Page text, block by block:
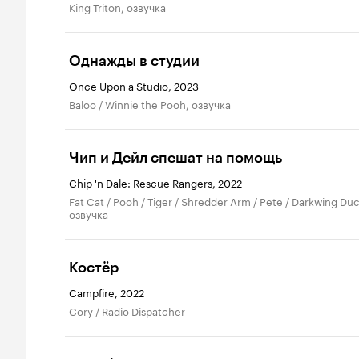
King Triton, озвучка
Однажды в студии
Once Upon a Studio, 2023
Baloo / Winnie the Pooh, озвучка
Чип и Дейл спешат на помощь
Chip 'n Dale: Rescue Rangers, 2022
Fat Cat / Pooh / Tiger / Shredder Arm / Pete / Darkwing Duck,
озвучка
Костёр
Campfire, 2022
Cory / Radio Dispatcher